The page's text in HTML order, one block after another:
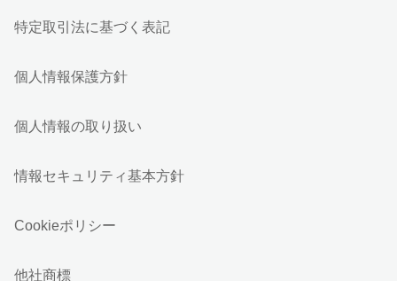
特定取引法に基づく表記
個人情報保護方針
個人情報の取り扱い
情報セキュリティ基本方針
Cookieポリシー
他社商標